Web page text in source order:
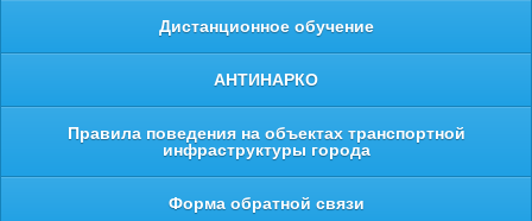
Дистанционное обучение
АНТИНАРКО
Правила поведения на объектах транспортной
инфраструктуры города
Форма обратной связи